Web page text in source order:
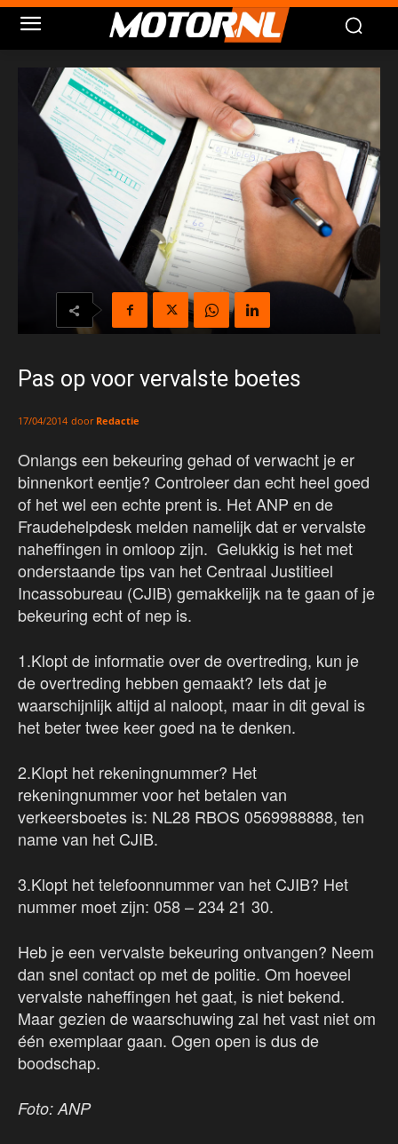
Pas op voor vervalste boetes
17/04/2014 door Redactie
Onlangs een bekeuring gehad of verwacht je er
binnenkort eentje? Controleer dan echt heel goed
of het wel een echte prent is. Het ANP en de
Fraudehelpdesk melden namelijk dat er vervalste
naheffingen in omloop zijn. Gelukkig is het met
onderstaande tips van het Centraal Justitieel
Incassobureau (CJIB) gemakkelijk na te gaan of je
bekeuring echt of nep is.
1.Klopt de informatie over de overtreding, kun je
de overtreding hebben gemaakt? Iets dat je
waarschijnlijk altijd al naloopt, maar in dit geval is
het beter twee keer goed na te denken.
2.Klopt het rekeningnummer? Het
rekeningnummer voor het betalen van
verkeersboetes is: NL28 RBOS 0569988888, ten
name van het CJIB.
3.Klopt het telefoonnummer van het CJIB? Het
nummer moet zijn: 058 – 234 21 30.
Heb je een vervalste bekeuring ontvangen? Neem
dan snel contact op met de politie. Om hoeveel
vervalste naheffingen het gaat, is niet bekend.
Maar gezien de waarschuwing zal het vast niet om
één exemplaar gaan. Ogen open is dus de
boodschap.
Foto: ANP